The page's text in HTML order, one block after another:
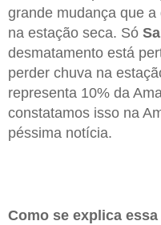
grande mudança que
na estação seca. Só
desmatamento está
perder chuva na
representa 10% da
constatamos isso na
péssima notícia.
Como se explica